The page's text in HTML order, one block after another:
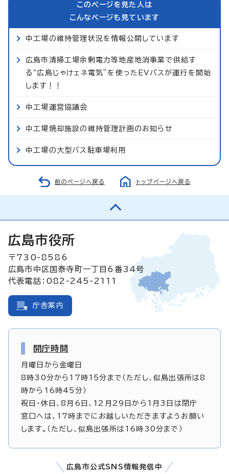
このページを見た人は
こんなページも見ています
中工場の維持管理状況を情報公開しています
広島市清掃工場余剰電力等地産地消事業で供給す
る“広島じゃけェネ電気”を使ったEVバスが運行を開始
します！！
中工場運営協議会
中工場焼却施設の維持管理計画のお知らせ
中工場の大型バス駐車場利用
前のページへ戻る トップページへ戻る
広島市役所
〒730-8586
広島市中区国泰寺町一丁目6番34号
代表電話：082-245-2111
庁舎案内
開庁時間
月曜日から金曜日
8時30分から17時15分まで（ただし、似島出張所は8
時から16時45分）
祝日・休日、8月6日、12月29日から1月3日は閉庁
窓口へは、17時までにお越しいただきますようお願い
します。（ただし、似島出張所は16時30分まで）
広島市公式SNS情報発信中